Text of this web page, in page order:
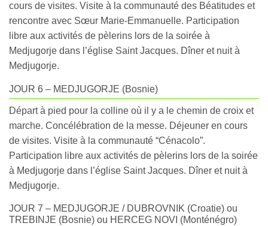
cours de visites. Visite à la communauté des Béatitudes et
rencontre avec Sœur Marie-Emmanuelle. Participation
libre aux activités de pèlerins lors de la soirée à
Medjugorje dans l’église Saint Jacques. Dîner et nuit à
Medjugorje.
JOUR 6 – MEDJUGORJE (Bosnie)
Départ à pied pour la colline où il y a le chemin de croix et
marche. Concélébration de la messe. Déjeuner en cours
de visites. Visite à la communauté “Cénacolo”.
Participation libre aux activités de pèlerins lors de la soirée
à Medjugorje dans l’église Saint Jacques. Dîner et nuit à
Medjugorje.
JOUR 7 – MEDJUGORJE / DUBROVNIK (Croatie) ou
TREBINJE (Bosnie) ou HERCEG NOVI (Monténégro)